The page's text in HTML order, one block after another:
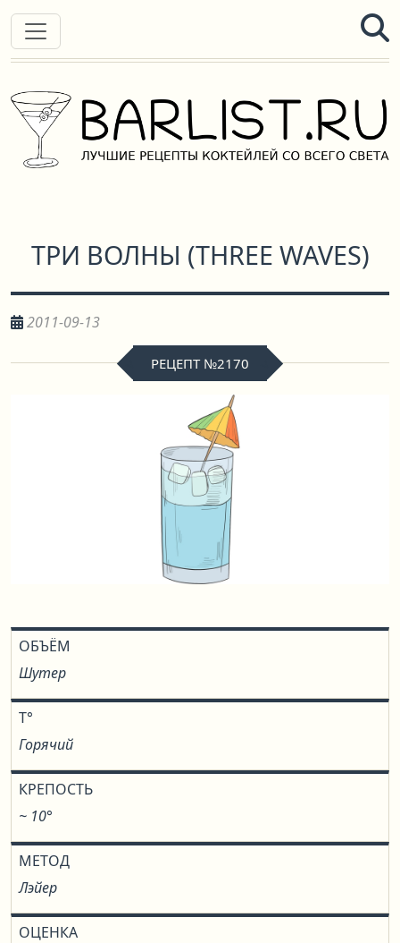
ТРИ ВОЛНЫ (THREE WAVES)
2011-09-13
РЕЦЕПТ №2170
ОБЪЁМ
Шутер
T°
Горячий
КРЕПОСТЬ
~ 10°
МЕТОД
Лэйер
ОЦЕНКА